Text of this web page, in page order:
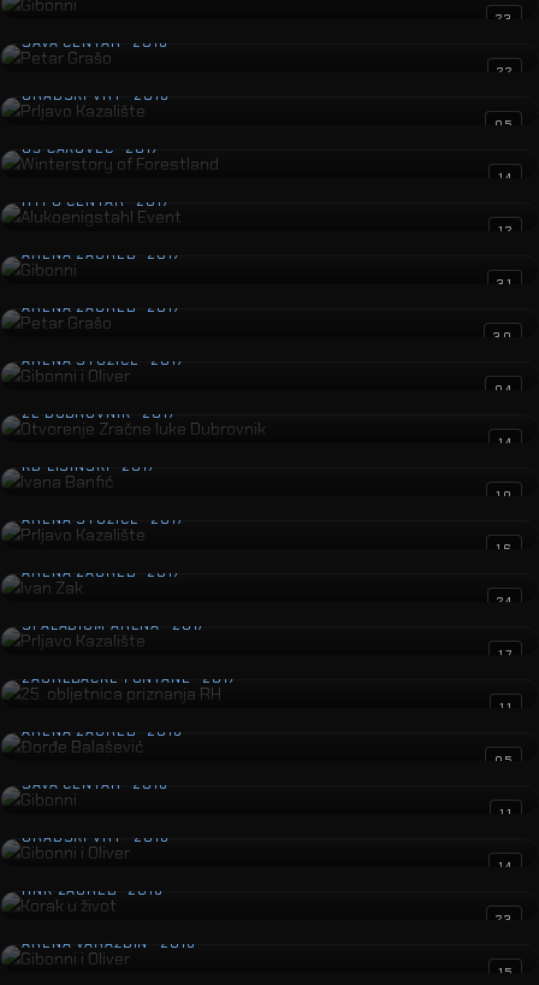
23
Petar Grašo
SAVA CENTAR · 2018
22
Prljavo Kazalište
GRADSKI VRT · 2018
05
Winterstory of Forestland
GŠ ČAKOVEC · 2017
14
Alukoenigstahl Event
HYPO CENTAR · 2017
12
Gibonni
ARENA ZAGREB · 2017
31
Petar Grašo
ARENA ZAGREB · 2017
30
Gibonni i Oliver
ARENA STOŽICE · 2017
04
Otvorenje Zračne luke Dubrovnik
ZL DUBROVNIK · 2017
14
Ivana Banfić
KD LISINSKI · 2017
10
Prljavo Kazalište
ARENA STOŽICE · 2017
16
Ivan Zak
ARENA ZAGREB · 2017
24
Prljavo Kazalište
SPALADIUM ARENA · 2017
17
25. obljetnica priznanja RH
ZAGREBAČKE FONTANE · 2017
11
Đorđe Balašević
ARENA ZAGREB · 2016
05
Gibonni
SAVA CENTAR · 2016
11
Gibonni i Oliver
GRADSKI VRT · 2016
14
Korak u život
HNK ZAGREB · 2016
23
Gibonni i Oliver
ARENA VARAŽDIN · 2016
15
The Voice